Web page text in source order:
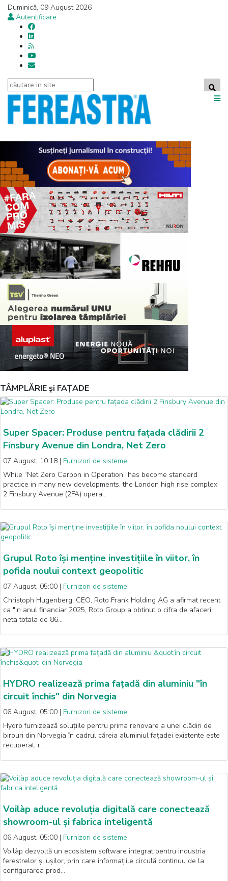
Duminică, 09 August 2026
Autentificare
TÂMPLĂRIE și FAȚADE
Super Spacer: Produse pentru fațada clădirii 2
Finsbury Avenue din Londra, Net Zero
07 August, 10:18 | Furnizori de sisteme
While “Net Zero Carbon in Operation” has become standard
practice in many new developments, the London high rise complex
2 Finsbury Avenue (2FA) opera…
Grupul Roto își menține investițiile în viitor, în
pofida noului context geopolitic
07 August, 05:00 | Furnizori de sisteme
Christoph Hugenberg, CEO, Roto Frank Holding AG a afirmat recent
ca "in anul financiar 2025, Roto Group a obtinut o cifra de afaceri
neta totala de 86…
HYDRO realizează prima fațadă din aluminiu "în
circuit închis" din Norvegia
06 August, 05:00 | Furnizori de sisteme
Hydro furnizează soluțiile pentru prima renovare a unei clădiri de
birouri din Norvegia în cadrul căreia aluminiul fațadei existente este
recuperat, r…
Voilàp aduce revoluția digitală care conectează
showroom-ul și fabrica inteligentă
06 August, 05:00 | Furnizori de sisteme
Voilàp dezvoltă un ecosistem software integrat pentru industria
ferestrelor și ușilor, prin care informațiile circulă continuu de la
configurarea prod…